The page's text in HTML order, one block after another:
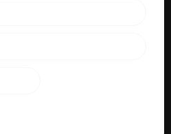
CNPJ: 18.530.917/0001-63